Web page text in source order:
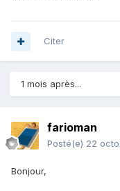
Citer
1 mois après...
farioman
Posté(e) 22
Bonjour,